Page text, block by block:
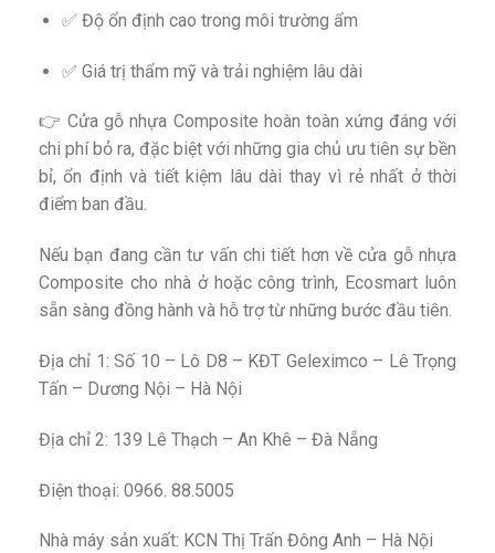
✅ Độ ổn định cao trong môi trường ẩm
✅ Giá trị thẩm mỹ và trải nghiệm lâu dài
👉 Cửa gỗ nhựa Composite hoàn toàn xứng đáng với
chi phí bỏ ra, đặc biệt với những gia chủ ưu tiên sự bền
bỉ, ổn định và tiết kiệm lâu dài thay vì rẻ nhất ở thời
điểm ban đầu.
Nếu bạn đang cần tư vấn chi tiết hơn về cửa gỗ nhựa
Composite cho nhà ở hoặc công trình, Ecosmart luôn
sẵn sàng đồng hành và hỗ trợ từ những bước đầu tiên.
Địa chỉ 1: Số 10 – Lô D8 – KĐT Geleximco – Lê Trọng
Tấn – Dương Nội – Hà Nội
Địa chỉ 2: 139 Lê Thạch – An Khê – Đà Nẵng
Điện thoại: 0966. 88.5005
Nhà máy sản xuất: KCN Thị Trấn Đông Anh – Hà Nội